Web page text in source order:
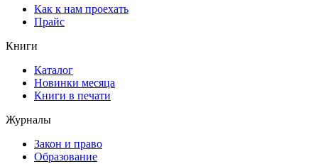
Как к нам проехать
Прайс
Книги
Каталог
Новинки месяца
Книги в печати
Журналы
Закон и право
Образование